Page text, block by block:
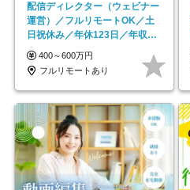
配信ディレクター（ウェビナー
運営）／フルリモートOK／土
日祝休み／年休123日／年収
600万円可
400～600万円
フルリモートあり